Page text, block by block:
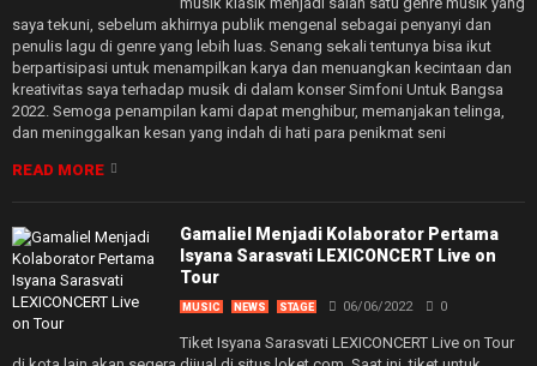
saya tekuni, sebelum akhirnya publik mengenal sebagai penyanyi dan
penulis lagu di genre yang lebih luas. Senang sekali tentunya bisa ikut
berpartisipasi untuk menampilkan karya dan menuangkan kecintaan dan
kreativitas saya terhadap musik di dalam konser Simfoni Untuk Bangsa
2022. Semoga penampilan kami dapat menghibur, memanjakan telinga,
dan meninggalkan kesan yang indah di hati para penikmat seni
READ MORE
Gamaliel Menjadi Kolaborator Pertama
Isyana Sarasvati LEXICONCERT Live on
Tour
MUSIC NEWS STAGE 06/06/2022 0
Tiket Isyana Sarasvati LEXICONCERT Live on Tour